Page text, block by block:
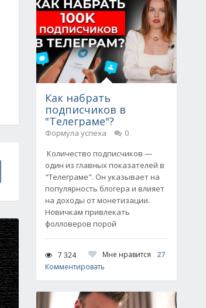
Как набрать
подписчиков в
"Телеграме"?
Формула успеха
0
Количество подписчиков —
один из главных показателей в
"Телеграме". Он указывает на
популярность блогера и влияет
на доходы от монетизации.
Новичкам привлекать
фолловеров порой
7 324 Мне нравится
27
Комментировать